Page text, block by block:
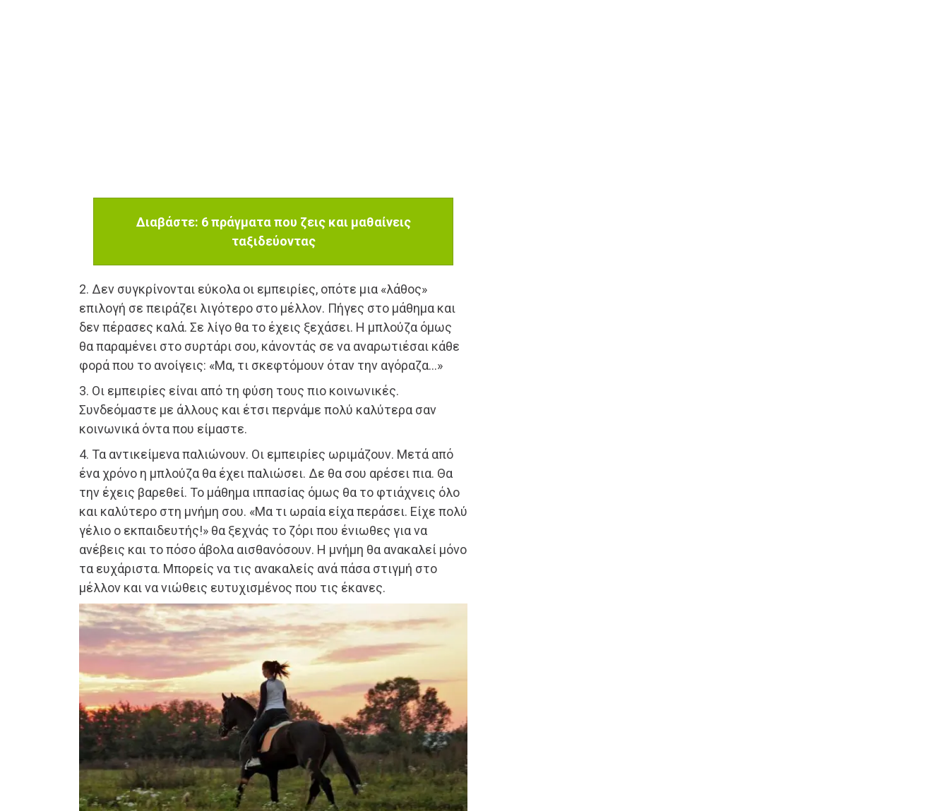
Διαβάστε: 6 πράγματα που ζεις και μαθαίνεις
ταξιδεύοντας
2. Δεν συγκρίνονται εύκολα οι εμπειρίες, οπότε μια «λάθος»
επιλογή σε πειράζει λιγότερο στο μέλλον. Πήγες στο μάθημα και
δεν πέρασες καλά. Σε λίγο θα το έχεις ξεχάσει. Η μπλούζα όμως
θα παραμένει στο συρτάρι σου, κάνοντάς σε να αναρωτιέσαι κάθε
φορά που το ανοίγεις: «Μα, τι σκεφτόμουν όταν την αγόραζα…»
3. Οι εμπειρίες είναι από τη φύση τους πιο κοινωνικές.
Συνδεόμαστε με άλλους και έτσι περνάμε πολύ καλύτερα σαν
κοινωνικά όντα που είμαστε.
4. Τα αντικείμενα παλιώνουν. Οι εμπειρίες ωριμάζουν. Μετά από
ένα χρόνο η μπλούζα θα έχει παλιώσει. Δε θα σου αρέσει πια. Θα
την έχεις βαρεθεί. Το μάθημα ιππασίας όμως θα το φτιάχνεις όλο
και καλύτερο στη μνήμη σου. «Μα τι ωραία είχα περάσει. Είχε πολύ
γέλιο ο εκπαιδευτής!» θα ξεχνάς το ζόρι που ένιωθες για να
ανέβεις και το πόσο άβολα αισθανόσουν. Η μνήμη θα ανακαλεί μόνο
τα ευχάριστα. Μπορείς να τις ανακαλείς ανά πάσα στιγμή στο
μέλλον και να νιώθεις ευτυχισμένος που τις έκανες.